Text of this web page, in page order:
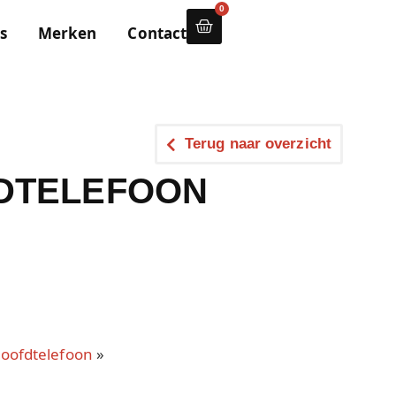
Merken Contact
0
Terug naar overzicht
»